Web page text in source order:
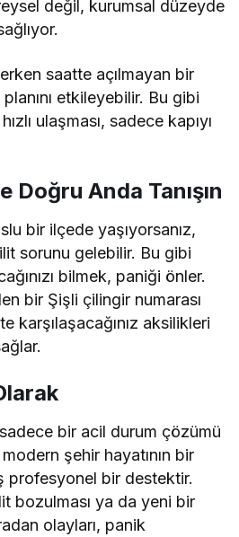
değil, kurumsal düzeyde
saatte açılmayan bir
etkileyebilir. Bu gibi
ulaşması, sadece kapıyı
Doğru Anda Tanışın
bir ilçede yaşıyorsanız,
sorunu gelebilir. Bu gibi
bilmek, paniği önler.
bir Şişli çilingir numarası
karşılaşacağınız aksilikleri
bir acil durum çözümü
şehir hayatının bir
profesyonel bir destektir.
bozulması ya da yeni bir
olayları, panik